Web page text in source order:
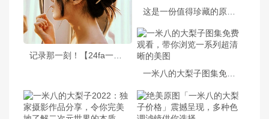
记录那一刻！【24fa一米八的大梨子海洋球】照片集，捕捉美丽的景色
这是一份值得珍藏的原图，放在一米八的大梨子图集谷中。
一米八的大梨子图集免费观看，带你浏览一系列超清晰的美图